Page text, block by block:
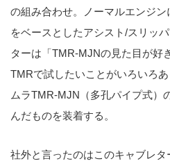
の組み合わせ。ノーマルエンジ
をベースとしたアシスト/スリッ
ターは「TMR-MJNの見た目が好
TMRで試したいことがいろいろ
ムラTMR-MJN（多孔パイプ式）
んだものを装着する。
社外と言ったのはこのキャブレ